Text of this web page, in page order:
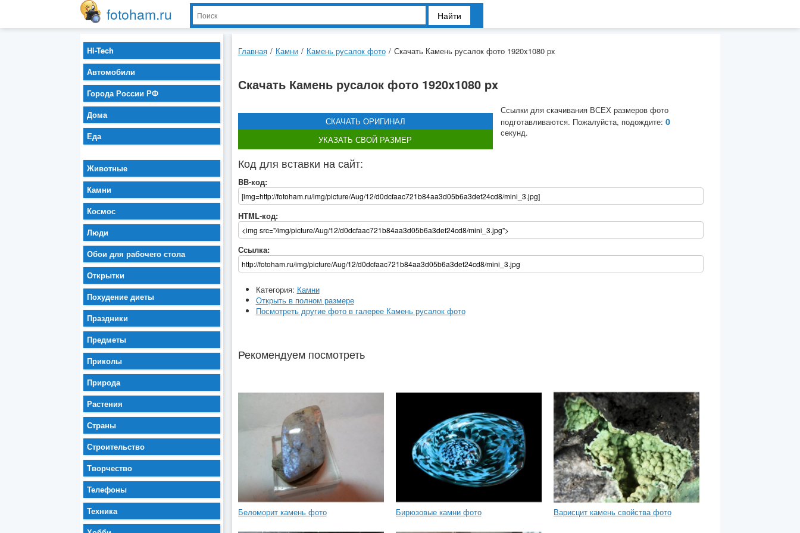
fotoham.ru Найти
Главная / Камни / Камень русалок фото / Скачать Камень русалок фото 1920x1080 px
Скачать Камень русалок фото 1920x1080 px
СКАЧАТЬ ОРИГИНАЛ
УКАЗАТЬ СВОЙ РАЗМЕР
Ссылки для скачивания ВСЕХ размеров фото
подготавливаются. Пожалуйста, подождите: 0
секунд.
Код для вставки на сайт:
BB-код:
HTML-код:
Ссылка:
Категория: Камни
Открыть в полном размере
Посмотреть другие фото в галерее Камень русалок фото
Рекомендуем посмотреть
Беломорит камень фото Бирюзовые камни фото Варисцит камень свойства фото
Hi-Tech
Автомобили
Города России РФ
Дома
Еда
Животные
Камни
Космос
Люди
Обои для рабочего стола
Открытки
Похудение диеты
Праздники
Предметы
Приколы
Природа
Растения
Страны
Строительство
Творчество
Телефоны
Техника